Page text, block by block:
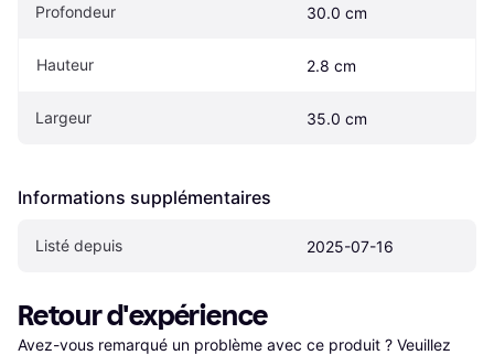
Profondeur 30.0 cm
Hauteur 2.8 cm
Largeur 35.0 cm
Informations supplémentaires
Listé depuis 2025-07-16
Retour d'expérience
Avez-vous remarqué un problème avec ce produit ? Veuillez